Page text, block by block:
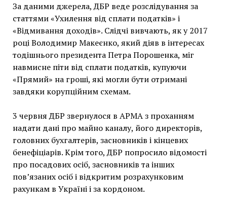
За даними джерела, ДБР веде розслідування за
статтями «Ухилення від сплати податків» і
«Відмивання доходів». Слідчі вивчають, як у 2017
році Володимир Макеєнко, який діяв в інтересах
тодішнього президента Петра Порошенка, міг
навмисне піти від сплати податків, купуючи
«Прямий» на гроші, які могли бути отримані
завдяки корупційним схемам.
3 червня ДБР звернулося в АРМА з проханням
надати дані про майно каналу, його директорів,
головних бухгалтерів, засновників і кінцевих
бенефіціарів. Крім того, ДБР попросило відомості
про посадових осіб, засновників та інших
пов’язаних осіб і відкритим розрахунковим
рахункам в Україні і за кордоном.